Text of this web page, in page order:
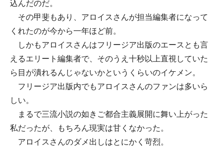
込んだのだ。
その甲斐もあり、アロイスさんが担当編集者になって
くれたのが今から一年ほど前。
しかもアロイスさんはフリージア出版のエースとも言
えるエリート編集者で、そのうえ十秒以上直視していた
ら目が潰れるんじゃないかというくらいのイケメン。
フリージア出版内でもアロイスさんのファンは多いら
しい。
まるで三流小説の如きご都合主義展開に舞い上がった
私だったが、もちろん現実は甘くなかった。
アロイスさんのダメ出しはとにかく苛烈。